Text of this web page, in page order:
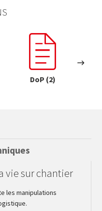
DoP (2)
vie sur chantier
les manipulations